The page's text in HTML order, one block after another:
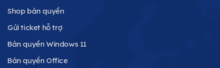
Shop bản quyền
Gửi ticket hỗ trợ
Bản quyền Windows 11
Bản quyền Office